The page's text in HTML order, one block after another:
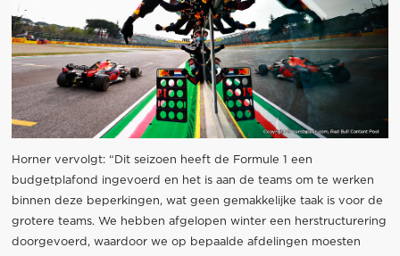
Horner vervolgt: “Dit seizoen heeft de Formule 1 een
budgetplafond ingevoerd en het is aan de teams om te werken
binnen deze beperkingen, wat geen gemakkelijke taak is voor de
grotere teams. We hebben afgelopen winter een herstructurering
doorgevoerd, waardoor we op bepaalde afdelingen moesten